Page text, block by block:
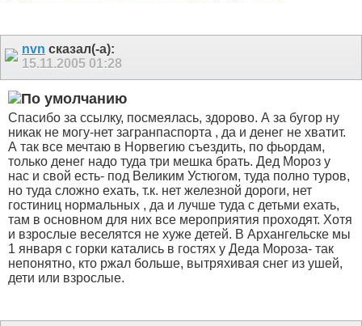
nvn сказал(-а):
15.11.2005 01:28
Спасибо за ссылку, посмеялась, здорово. А за бугор ну
никак не могу-нет загранпаспорта , да и денег не хватит.
А так все мечтаю в Норвегию съездить, по фьордам,
только денег надо туда три мешка брать. Дед Мороз у
нас и свой есть- под Великим Устюгом, туда полно туров,
но туда сложно ехать, т.к. нет железной дороги, нет
гостиниц нормальных , да и лучше туда с детьми ехать,
там в основном для них все мероприятия проходят. Хотя
и взрослые веселятся не хуже детей. В Архангельске мы
1 января с горки катались в гостях у Деда Мороза- так
непонятно, кто ржал больше, вытряхивая снег из ушей,
дети или взрослые.